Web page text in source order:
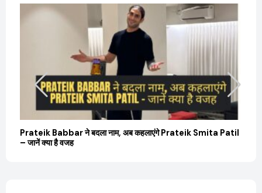
Prateik Babbar ने बदला नाम, अब कहलाएंगे Prateik Smita Patil
– जानें क्या है वजह